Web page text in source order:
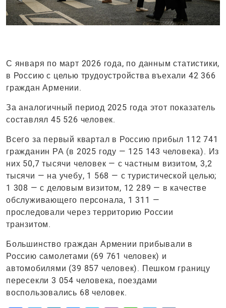
С января по март 2026 года, по данным статистики,
в Россию с целью трудоустройства въехали 42 366
граждан Армении.
За аналогичный период 2025 года этот показатель
составлял 45 526 человек.
Всего за первый квартал в Россию прибыл 112 741
гражданин РА (в 2025 году — 125 143 человека). Из
них 50,7 тысячи человек — с частным визитом, 3,2
тысячи — на учебу, 1 568 — с туристической целью;
1 308 — с деловым визитом, 12 289 — в качестве
обслуживающего персонала, 1 311 —
проследовали через территорию России
транзитом.
Большинство граждан Армении прибывали в
Россию самолетами (69 761 человек) и
автомобилями (39 857 человек). Пешком границу
пересекли 3 054 человека, поездами
воспользовались 68 человек.